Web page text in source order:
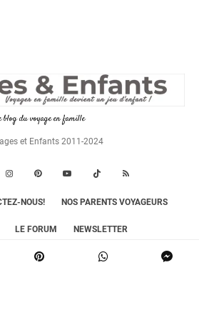
blog du voyage en famille
et Enfants 2011-2024
NOUS! NOS PARENTS VOYAGEURS
LE FORUM NEWSLETTER